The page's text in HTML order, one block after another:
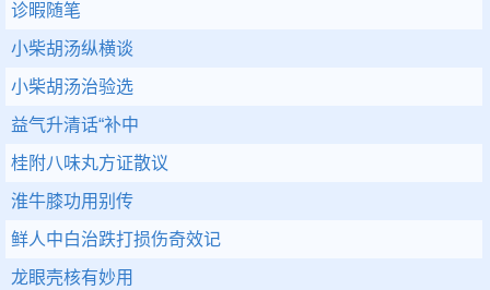
诊暇随笔
小柴胡汤纵横谈
小柴胡汤治验选
益气升清话“补中
桂附八味丸方证散议
淮牛膝功用别传
鲜人中白治跌打损伤奇效记
龙眼壳核有妙用